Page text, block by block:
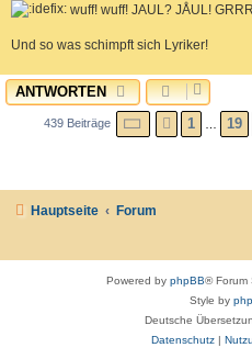
wuff! wuff! JAUL? JÅUL!
Und so was schimpft sich Lyriker!
ANTWORTEN
439 Beiträge SEITE21 VON
1 19
Hauptseite Forum
Powered by phpBB® Forum
Style by
Deutsche
Datenschutz|